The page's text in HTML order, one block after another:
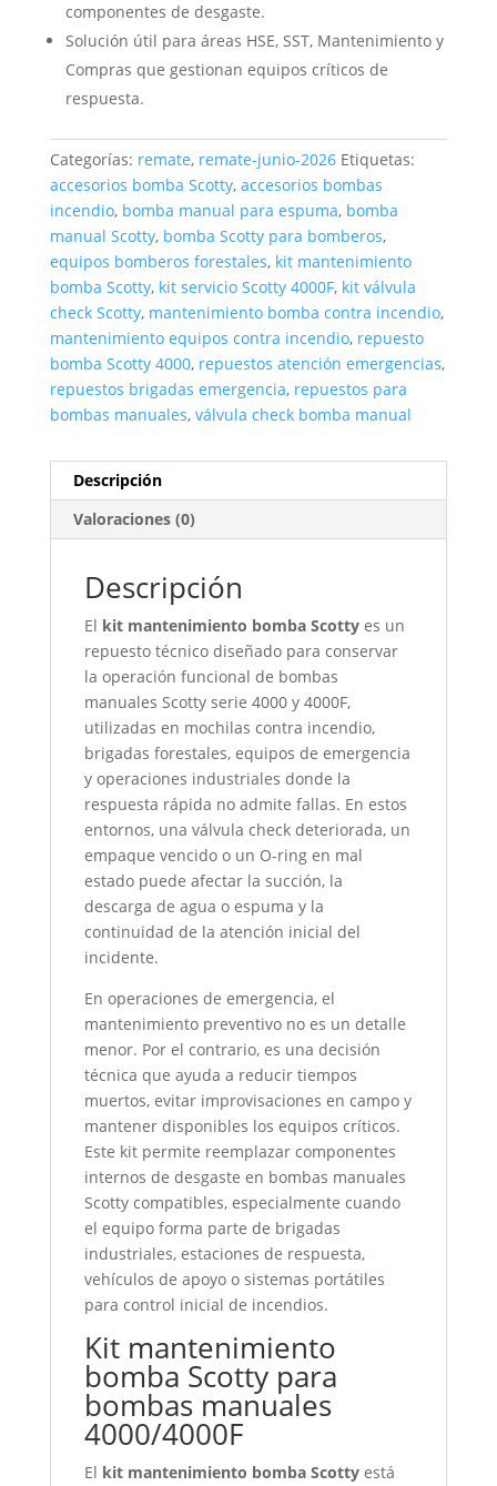
componentes de desgaste.
Solución útil para áreas HSE, SST, Mantenimiento y
Compras que gestionan equipos críticos de
respuesta.
Categorías: remate, remate-junio-2026 Etiquetas:
accesorios bomba Scotty, accesorios bombas
incendio, bomba manual para espuma, bomba
manual Scotty, bomba Scotty para bomberos,
equipos bomberos forestales, kit mantenimiento
bomba Scotty, kit servicio Scotty 4000F, kit válvula
check Scotty, mantenimiento bomba contra incendio,
mantenimiento equipos contra incendio, repuesto
bomba Scotty 4000, repuestos atención emergencias,
repuestos brigadas emergencia, repuestos para
bombas manuales, válvula check bomba manual
Descripción
Valoraciones (0)
Descripción
El kit mantenimiento bomba Scottyes un
repuesto técnico diseñado para conservar
la operación funcional de bombas
manuales Scotty serie 4000 y 4000F,
utilizadas en mochilas contra incendio,
brigadas forestales, equipos de emergencia
y operaciones industriales donde la
respuesta rápida no admite fallas. En estos
entornos, una válvula check deteriorada, un
empaque vencido o un O-ring en mal
estado puede afectar la succión, la
descarga de agua o espuma y la
continuidad de la atención inicial del
incidente.
En operaciones de emergencia, el
mantenimiento preventivo no es un detalle
menor. Por el contrario, es una decisión
técnica que ayuda a reducir tiempos
muertos, evitar improvisaciones en campo y
mantener disponibles los equipos críticos.
Este kit permite reemplazar componentes
internos de desgaste en bombas manuales
Scotty compatibles, especialmente cuando
el equipo forma parte de brigadas
industriales, estaciones de respuesta,
vehículos de apoyo o sistemas portátiles
para control inicial de incendios.
Kit mantenimiento
bomba Scotty para
bombas manuales
4000/4000F
El kit mantenimiento bomba Scottyestá